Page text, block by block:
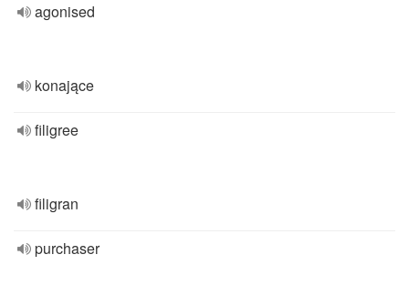
agonised
konające
filigree
filigran
purchaser